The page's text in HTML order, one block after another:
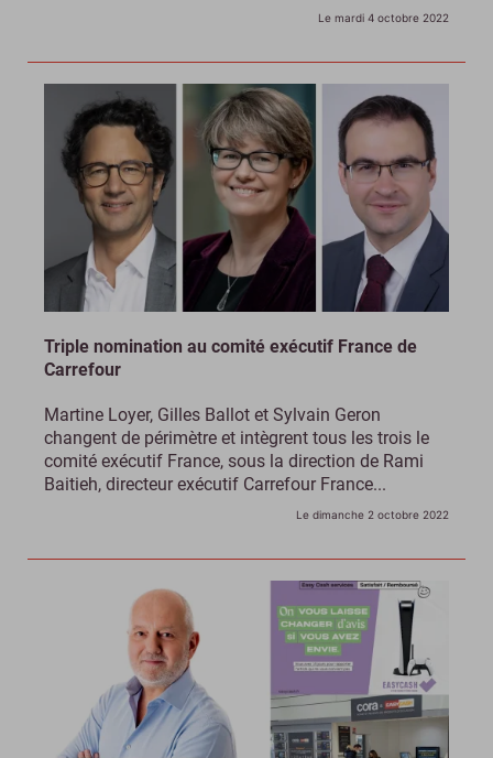
Le mardi 4 octobre 2022
Triple nomination au comité exécutif France de
Carrefour
Martine Loyer, Gilles Ballot et Sylvain Geron
changent de périmètre et intègrent tous les trois le
comité exécutif France, sous la direction de Rami
Baitieh, directeur exécutif Carrefour France...
Le dimanche 2 octobre 2022